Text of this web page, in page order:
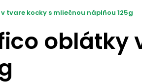
tvare kocky s mliečnou náplňou 125g
oblátky